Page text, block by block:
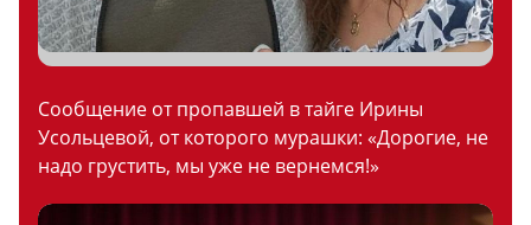
Сообщение от пропавшей в тайге Ирины
Усольцевой, от которого мурашки: «Дорогие, не
надо грустить, мы уже не вернемся!»